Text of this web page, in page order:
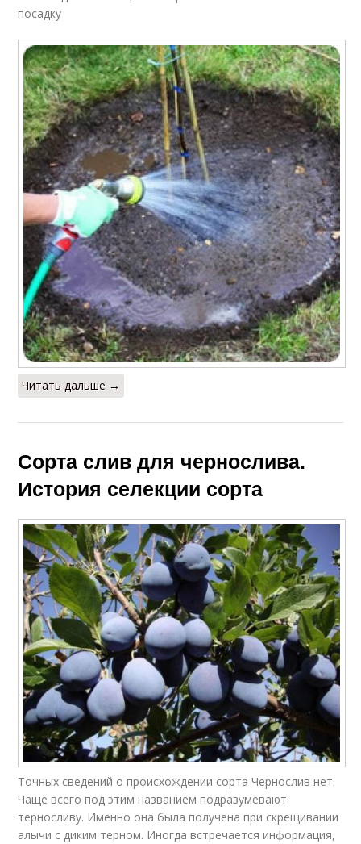
посадку
Читать дальше →
Сорта слив для чернослива.
История селекции сорта
Точных сведений о происхождении сорта Чернослив нет.
Чаще всего под этим названием подразумевают
терносливу. Именно она была получена при скрещивании
алычи с диким терном. Иногда встречается информация,